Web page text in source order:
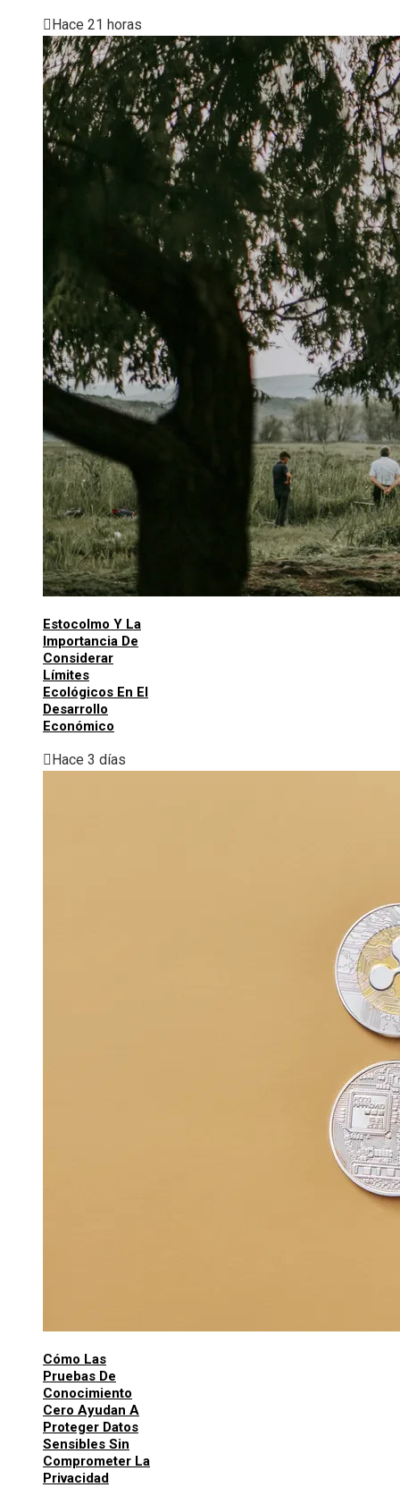
Hace 21 horas
Estocolmo Y La
Importancia De
Considerar
Límites
Ecológicos En El
Desarrollo
Económico
Hace 3 días
Cómo Las
Pruebas De
Conocimiento
Cero Ayudan A
Proteger Datos
Sensibles Sin
Comprometer La
Privacidad